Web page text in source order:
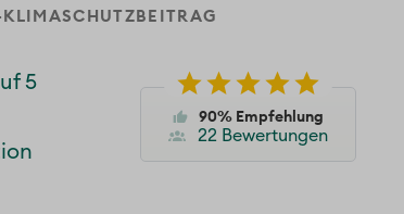
5
90% Empfehlung
22 Bewertungen